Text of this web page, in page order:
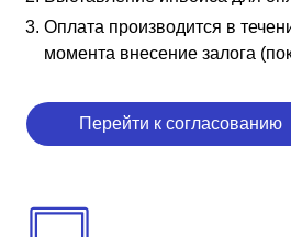
Оплата производится в
момента внесение залога
Перейти к согласованию